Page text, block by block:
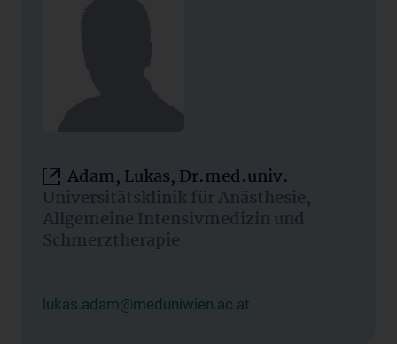
Adam, Lukas, Dr.med.univ.
Universitätsklinik für Anästhesie,
Allgemeine Intensivmedizin und
Schmerztherapie
lukas.adam@meduniwien.ac.at